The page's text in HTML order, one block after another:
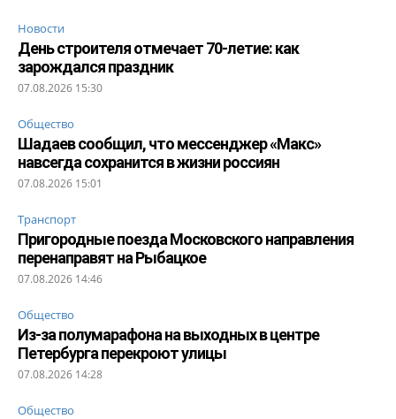
Новости
День строителя отмечает 70-летие: как
зарождался праздник
07.08.2026 15:30
Общество
Шадаев сообщил, что мессенджер «Макс»
навсегда сохранится в жизни россиян
07.08.2026 15:01
Транспорт
Пригородные поезда Московского направления
перенаправят на Рыбацкое
07.08.2026 14:46
Общество
Из-за полумарафона на выходных в центре
Петербурга перекроют улицы
07.08.2026 14:28
Общество